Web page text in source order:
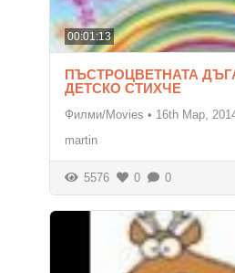
00:01:13
ПЪСТРОЦВЕТНАТА
ДЕТСКО СТИХЧЕ
Филми/Movies • 16th Мар,
martin
5576 0 0